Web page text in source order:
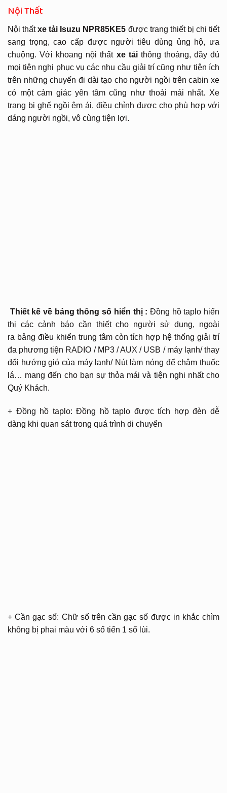
Nội Thất
Nội thấtxe tải Isuzu NPR85KE5 được trang thiết bị chi tiết
sang trọng, cao cấp được người tiêu dùng ủng hộ, ưa
chuộng. Với khoang nội thất xe tải thông thoáng, đầy đủ
mọi tiện nghi phục vụ các nhu cầu giải trí cũng như tiện ích
trên những chuyến đi dài tạo cho người ngồi trên cabin xe
có một cảm giác yên tâm cũng như thoải mái nhất. Xe
trang bị ghế ngồi êm ái, điều chỉnh được cho phù hợp với
dáng người ngồi, vô cùng tiện lợi.
Thiết kế về bảng thông số hiển thị : Đồng hồ taplo hiển
thị các cảnh báo cần thiết cho người sử dụng, ngoài
ra bảng điều khiển trung tâm còn tích hợp hệ thống giải trí
đa phương tiện RADIO / MP3 / AUX / USB / máy lạnh/ thay
đổi hướng gió của máy lạnh/ Nút làm nóng để châm thuốc
lá… mang đến cho bạn sự thỏa mái và tiện nghi nhất cho
Quý Khách.
+ Đồng hồ taplo: Đồng hồ taplo được tích hợp đèn dễ
dàng khi quan sát trong quá trình di chuyển
+ Cần gạc số: Chữ số trên cần gạc số được in khắc chìm
không bị phai màu với 6 số tiến 1 số lùi.